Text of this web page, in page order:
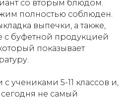
со вторым блюдом.
полностью соблюден.
выпечки, а также,
с буфетной продукцией
показывает
учениками 5-11 классов и,
сегодня не самый